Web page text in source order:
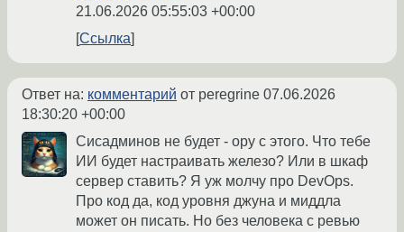
21.06.2026 05:55:03 +00:00
Ссылка
Ответ на: комментарий от peregrine 07.06.2026
18:30:20 +00:00
Сисадминов не будет - ору с этого. Что тебе
ИИ будет настраивать железо? Или в шкаф
сервер ставить? Я уж молчу про DevOps.
Про код да, код уровня джуна и миддла
может он писать. Но без человека с ревью